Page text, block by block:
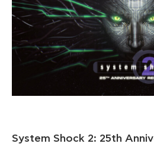
System Shock 2: 25th